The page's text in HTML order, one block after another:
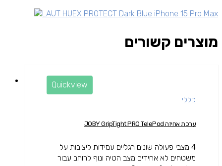
מוצרים קשורים
Quickview
כללי
ערכת אחיזה JOBY GripTight PRO TelePod
4 מצבי פעולה שונים רגליים עמידות ליציבות על
משטחים לא אחידים מצב הטיה ונוף לרוחב עבור